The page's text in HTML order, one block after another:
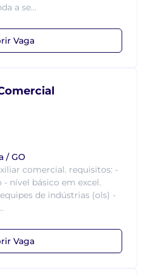
a se...
Vaga
/ GO
comercial. requisitos: -
nível básico em excel.
de indústrias (ols) -
Vaga